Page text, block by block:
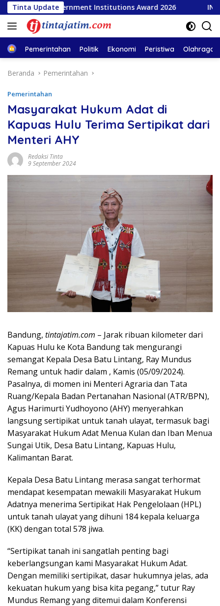
Langsung
ke
konten
Tinta Update
Government Institutions Award 2026 INSA
HomePemerintahan Politik Ekonomi Peristiwa Olahraga
Beranda Pemerintahan
Pemerintahan
Masyarakat Hukum Adat di
Kapuas Hulu Terima Sertipikat dari
Menteri AHY
Redaksi Tinta
9 September 2024
Bandung, tintajatim.com – Jarak ribuan kilometer dari
Kapuas Hulu ke Kota Bandung tak mengurangi
semangat Kepala Desa Batu Lintang, Ray Mundus
Remang untuk hadir dalam , Kamis (05/09/2024).
Pasalnya, di momen ini Menteri Agraria dan Tata
Ruang/Kepala Badan Pertanahan Nasional (ATR/BPN),
Agus Harimurti Yudhoyono (AHY) menyerahkan
langsung sertipikat untuk tanah ulayat, termasuk bagi
Masyarakat Hukum Adat Menua Kulan dan Iban Menua
Sungai Utik, Desa Batu Lintang, Kapuas Hulu,
Kalimantan Barat.
Kepala Desa Batu Lintang merasa sangat terhormat
mendapat kesempatan mewakili Masyarakat Hukum
Adatnya menerima Sertipikat Hak Pengelolaan (HPL)
untuk tanah ulayat yang dihuni 184 kepala keluarga
(KK) dengan total 578 jiwa.
“Sertipikat tanah ini sangatlah penting bagi
keberlangsungan kami Masyarakat Hukum Adat.
Dengan memiliki sertipikat, dasar hukumnya jelas, ada
kekuatan hukum yang bisa kita pegang,” tutur Ray
Mundus Remang yang ditemui dalam Konferensi